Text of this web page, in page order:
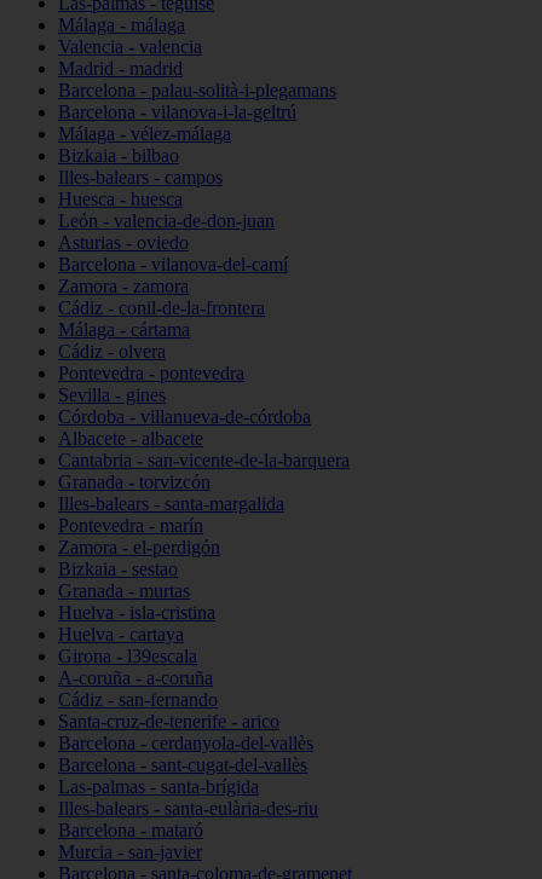
Málaga - málaga
Valencia - valencia
Madrid - madrid
Barcelona - palau-solità-i-plegamans
Barcelona - vilanova-i-la-geltrú
Málaga - vélez-málaga
Bizkaia - bilbao
Illes-balears - campos
Huesca - huesca
León - valencia-de-don-juan
Asturias - oviedo
Barcelona - vilanova-del-camí
Zamora - zamora
Cádiz - conil-de-la-frontera
Málaga - cártama
Cádiz - olvera
Pontevedra - pontevedra
Sevilla - gines
Córdoba - villanueva-de-córdoba
Albacete - albacete
Cantabria - san-vicente-de-la-barquera
Granada - torvizcón
Illes-balears - santa-margalida
Pontevedra - marín
Zamora - el-perdigón
Bizkaia - sestao
Granada - murtas
Huelva - isla-cristina
Huelva - cartaya
Girona - l39escala
A-coruña - a-coruña
Cádiz - san-fernando
Santa-cruz-de-tenerife - arico
Barcelona - cerdanyola-del-vallès
Barcelona - sant-cugat-del-vallès
Las-palmas - santa-brígida
Illes-balears - santa-eulària-des-riu
Barcelona - mataró
Murcia - san-javier
Barcelona - santa-coloma-de-gramenet